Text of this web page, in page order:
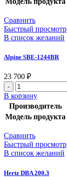
Сравнить
Быстрый просмотр
В список желаний
Alpine SBE-1244BR
23 700 ₽
В корзину
Производитель
Модель продукта
Сравнить
Быстрый просмотр
В список желаний
Hertz DBA 200.3